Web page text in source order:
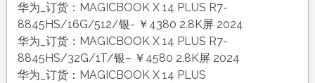
华为_订货：MAGICBOOK X 14 PLUS R7-
8845HS/16G/512/银- ￥4380 2.8K屏 2024
华为_订货：MAGICBOOK X 14 PLUS R7-
8845HS/32G/1T/银– ￥4580 2.8K屏 2024
华为_订货：MAGICBOOK X 14 PLUS